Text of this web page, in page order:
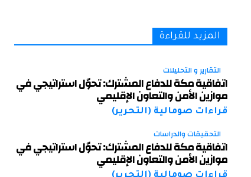
المزيد للقراءة
التقارير و التحليلات
اتفاقية مكة للدفاع المشترك: تحوّل استراتيجي في
موازين الأمن والتعاون الإقليمي
قراءات صومالية (التحرير)
التحقيقات والدراسات
اتفاقية مكة للدفاع المشترك: تحوّل استراتيجي في
موازين الأمن والتعاون الإقليمي